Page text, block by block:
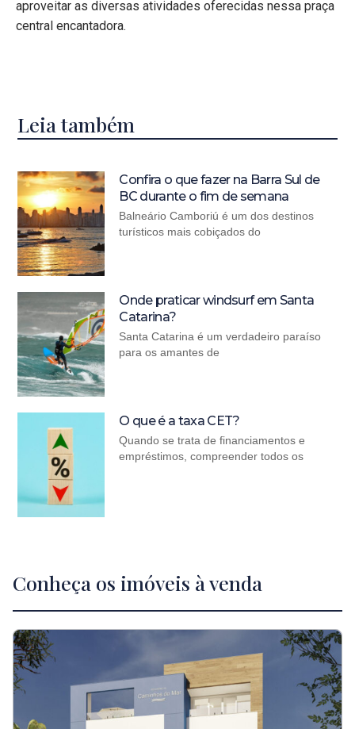
aproveitar as diversas atividades oferecidas nessa praça
central encantadora.
Leia também
Confira o que fazer na Barra Sul de
BC durante o fim de semana
Balneário Camboriú é um dos destinos
turísticos mais cobiçados do
Onde praticar windsurf em Santa
Catarina?
Santa Catarina é um verdadeiro paraíso
para os amantes de
O que é a taxa CET?
Quando se trata de financiamentos e
empréstimos, compreender todos os
Conheça os imóveis à venda